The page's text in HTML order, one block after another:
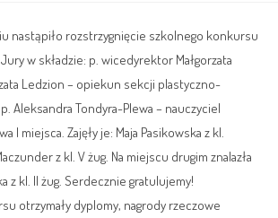
nastąpiło rozstrzygnięcie szkolnego konkursu
w składzie: p. wicedyrektor Małgorzata
Ledzion – opiekun sekcji plastyczno-
Aleksandra Tondyra-Plewa – nauczyciel
I miejsca. Zajęły je: Maja Pasikowska z kl.
z kl. V żug. Na miejscu drugim znalazła
z kl. II żug. Serdecznie gratulujemy!
otrzymały dyplomy, nagrody rzeczowe